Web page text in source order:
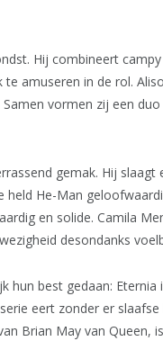
Hij combineert
amuseren in de rol.
vormen zij een
gemak. Hij slaagt
He-Man
en solide. Camila
desondanks
hun best gedaan:
eert zonder er
Brian May van Queen,